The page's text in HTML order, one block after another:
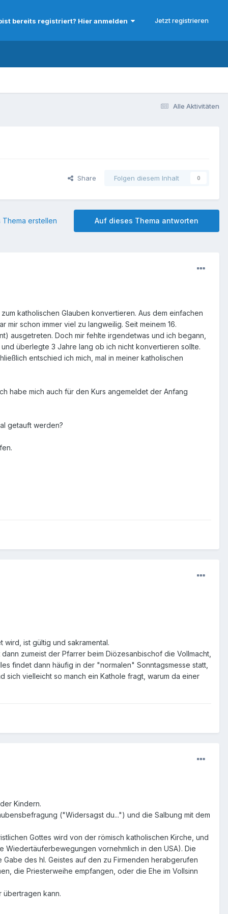
bereits registriert? Hier anmelden Jetzt registrieren
Alle Aktivitäten
Share Folgen diesem Inhalt 0
Auf dieses Thema antworten
Thema erstellen
katholischen Glauben konvertieren. Aus dem einfachen
schon immer viel zu langweilig. Seit meinem 16.
ausgetreten. Doch mir fehlte irgendetwas und ich begann,
überlegte 3 Jahre lang ob ich nicht konvertieren sollte.
entschied ich mich, mal in meiner katholischen
habe mich auch für den Kurs angemeldet der Anfang
getauft werden?
ist gültig und sakramental.
zumeist der Pfarrer beim Diözesanbischof die Vollmacht,
findet dann häufig in der "normalen" Sonntagsmesse statt,
vielleicht so manch ein Kathole fragt, warum da einer
Kindern.
("Widersagst du...") und die Salbung mit dem
Gottes wird von der römisch katholischen Kirche, und
Wiedertäuferbewegungen vornehmlich in den USA). Die
des hl. Geistes auf den zu Firmenden herabgerufen
die Priesterweihe empfangen, oder die Ehe im Vollsinn
übertragen kann.